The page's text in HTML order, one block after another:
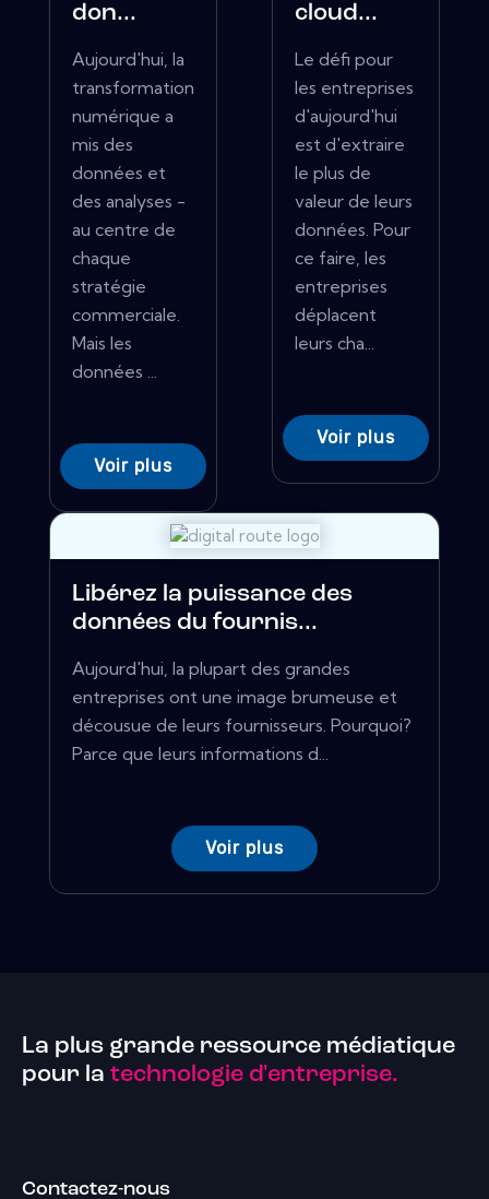
don...
Aujourd'hui, la
transformation
numérique a
mis des
données et
des analyses -
au centre de
chaque
stratégie
commerciale.
Mais les
données ...
Voir plus
cloud...
Le défi pour
les entreprises
d'aujourd'hui
est d'extraire
le plus de
valeur de leurs
données. Pour
ce faire, les
entreprises
déplacent
leurs cha...
Voir plus
Libérez la puissance des
données du fournis...
Aujourd'hui, la plupart des grandes
entreprises ont une image brumeuse et
décousue de leurs fournisseurs. Pourquoi?
Parce que leurs informations d...
Voir plus
La plus grande ressource médiatique
pour la technologie d'entreprise.
Contactez-nous